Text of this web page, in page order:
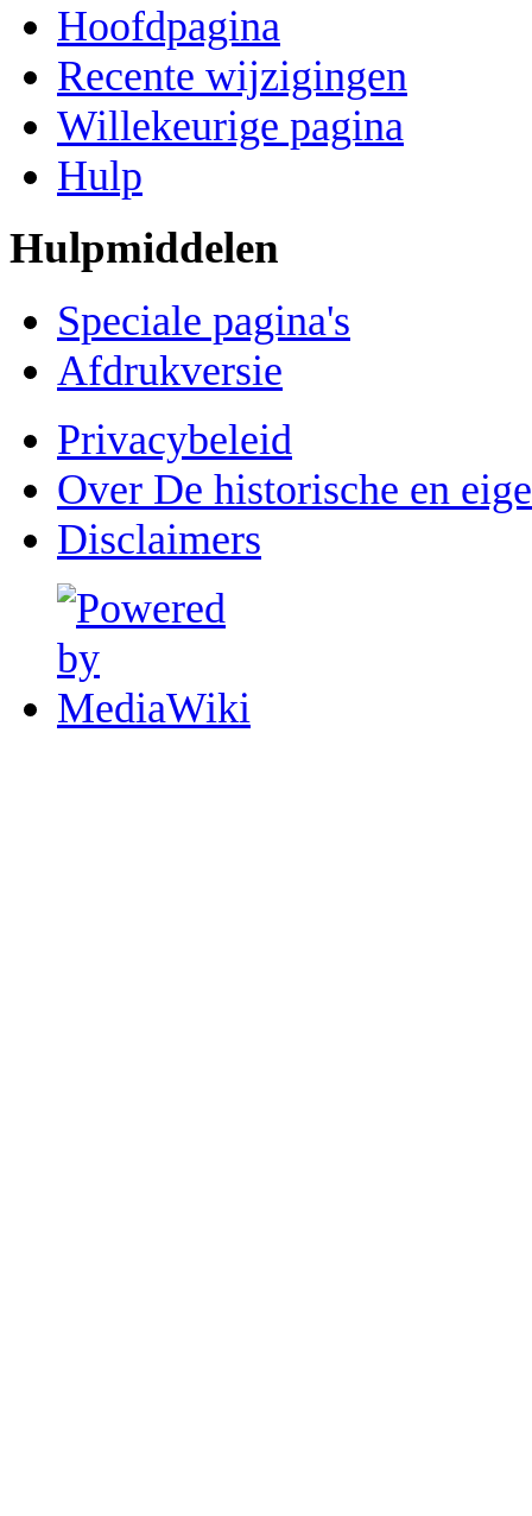
Hoofdpagina
Recente wijzigingen
Willekeurige pagina
Hulp
Hulpmiddelen
Speciale pagina's
Afdrukversie
Privacybeleid
Over De historische en
Disclaimers